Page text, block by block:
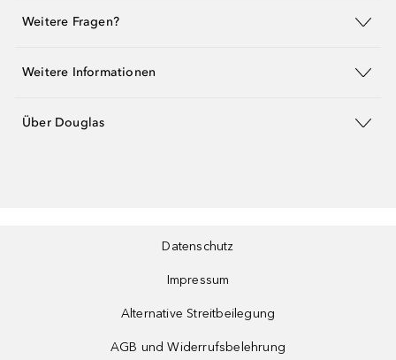
Weitere Fragen?
Weitere Informationen
Über Douglas
Datenschutz
Impressum
Alternative Streitbeilegung
AGB und Widerrufsbelehrung